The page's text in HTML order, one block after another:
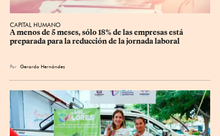
CAPITAL HUMANO
A menos de 5 meses, sólo 18% de las empresas está
preparada para la reducción de la jornada laboral
Por Gerardo Hernández